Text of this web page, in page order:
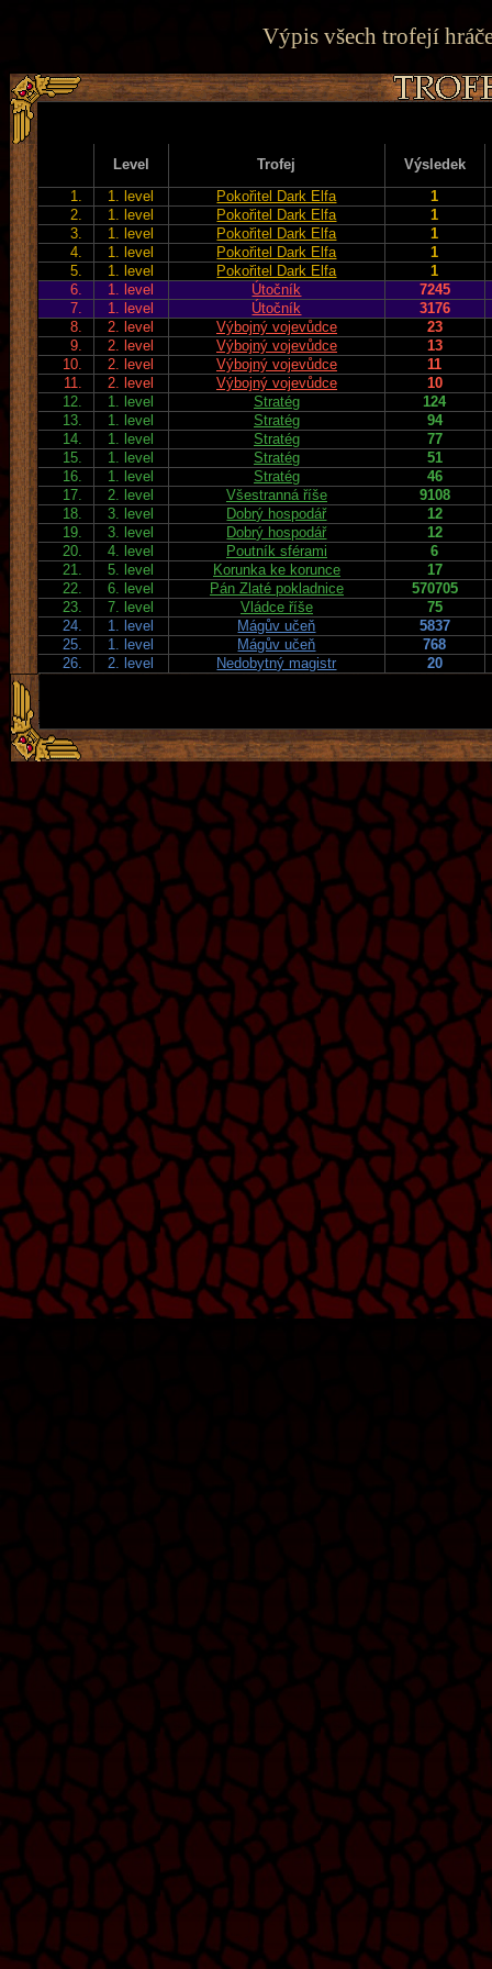
Výpis všech trofejí
Level Trofej
Výsledek
1.
1. level Pokořitel Dark Elfa
1
2.
1. level Pokořitel Dark Elfa
1
3.
1. level Pokořitel Dark Elfa
1
4.
1. level Pokořitel Dark Elfa
1
5.
1. level Pokořitel Dark Elfa
1
6.
1. level Útočník
7245
7.
1. level Útočník
3176
8.
2. level Výbojný vojevůdce
23
9.
2. level Výbojný vojevůdce
13
10.
2. level Výbojný vojevůdce
11
11.
2. level Výbojný vojevůdce
10
12.
1. level Stratég
124
13.
1. level Stratég
94
14.
1. level Stratég
77
15.
1. level Stratég
51
16.
1. level Stratég
46
17.
2. level Všestranná říše
9108
18.
3. level Dobrý hospodář
12
19.
3. level Dobrý hospodář
12
20.
4. level Poutník sférami
6
21.
5. level Korunka ke korunce
17
22.
6. level Pán Zlaté pokladnice
570705
23.
7. level Vládce říše
75
24.
1. level Mágův učeň
5837
25.
1. level Mágův učeň
768
26.
2. level Nedobytný magistr 20